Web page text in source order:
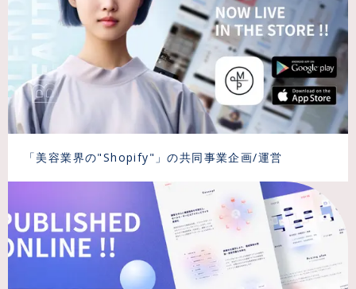
「美容業界の"Shopify"」の共同事業企画/運営